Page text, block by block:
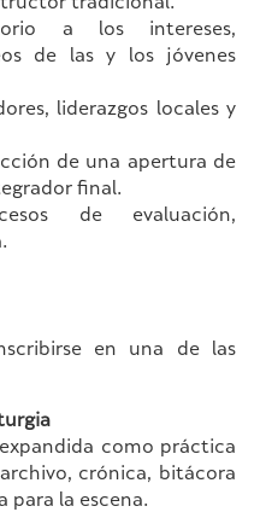
tradicional.
a los intereses,
de las y los jóvenes
liderazgos locales y
de una apertura de
final.
de evaluación,
en una de las
como práctica
crónica, bitácora
para la escena.